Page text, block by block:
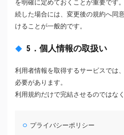
を明確に定めておくことが重要です
続した場合には、変更後の規約へ同
けることが一般的です。
5．個人情報の取扱い
利用者情報を取得するサービスでは
必要があります。
利用規約だけで完結させるのではなく
プライバシーポリシー